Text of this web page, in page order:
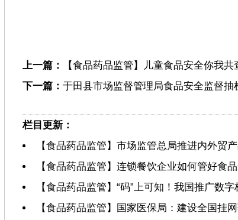
上一篇：
【食品药品监管】儿童食品安全你我
下一篇： 于田县市场监督管理局食品安全监督抽
栏目更新：
【食品药品监管】市场监管总局推进内外贸
【食品药品监管】连锁餐饮企业如何管好食
【食品药品监管】“码”上可知！我国推广数
【食品药品监管】国家医保局：建设全国挂